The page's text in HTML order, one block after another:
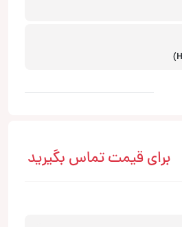
برای قیمت تماس بگیرید